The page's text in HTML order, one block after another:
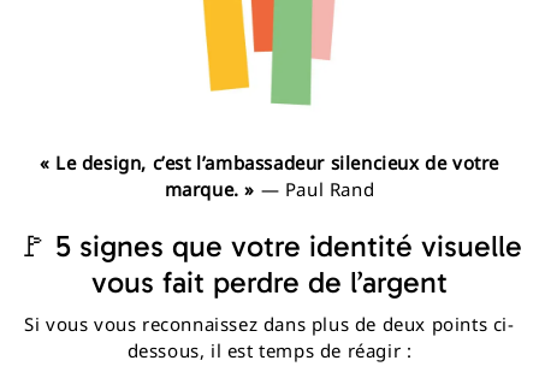
« Le design, c’est l’ambassadeur silencieux de votre
marque. » — Paul Rand
🚩 5 signes que votre identité visuelle
vous fait perdre de l’argent
Si vous vous reconnaissez dans plus de deux points ci-
dessous, il est temps de réagir :